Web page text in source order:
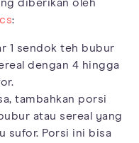
diberikan oleh
:
1 sendok teh bubur
dengan 4 hingga
tambahkan porsi
atau sereal yang
sufor. Porsi ini bisa